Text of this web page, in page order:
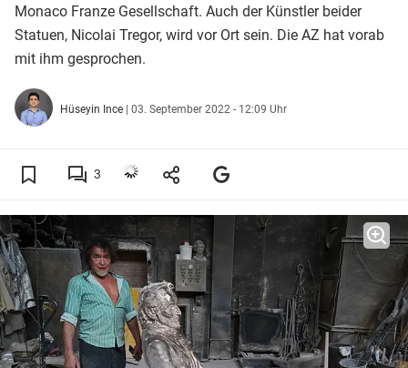
Monaco Franze Gesellschaft. Auch der Künstler beider
Statuen, Nicolai Tregor, wird vor Ort sein. Die AZ hat vorab
mit ihm gesprochen.
Hüseyin Ince | 03. September 2022 - 12:09 Uhr
3